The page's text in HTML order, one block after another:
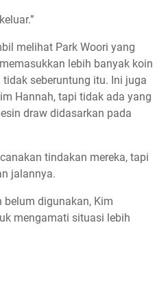
melihat Park Woori yang
lebih banyak koin
seberuntung itu. Ini juga
Hannah, tapi tidak ada yang
draw didasarkan pada
tindakan mereka, tapi
jalannya.
belum digunakan, Kim
mengamati situasi lebih